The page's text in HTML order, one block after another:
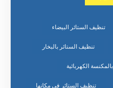
تنظيف الستائر البيضاء
تنظيف الستائر بالبخار
الكهربائية
تنظيف الستائر في مكانها